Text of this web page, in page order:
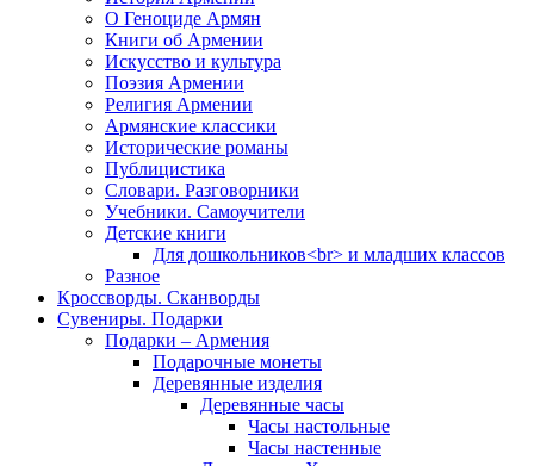
О Геноциде Армян
Книги об Армении
Иcкусство и культура
Поэзия Армении
Религия Армении
Армянские классики
Исторические романы
Публицистика
Словари. Разговорники
Учебники. Самоучители
Детские книги
Для дошкольников<br> и младших классов
Разное
Кроссворды. Сканворды
Сувениры. Подарки
Подарки – Армения
Подарочные монеты
Деревянные изделия
Деревянные часы
Часы настольные
Часы настенные